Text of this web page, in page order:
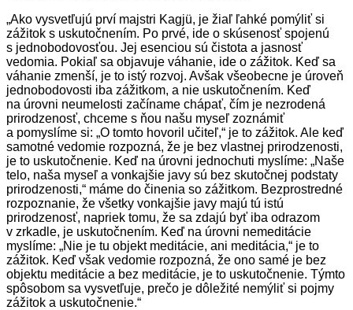
„Ako vysvetľujú prví majstri Kagjü, je žiaľ ľahké pomýliť si
zážitok s uskutočnením. Po prvé, ide o skúsenosť spojenú
s jednobodovosťou. Jej esenciou sú čistota a jasnosť
vedomia. Pokiaľ sa objavuje váhanie, ide o zážitok. Keď sa
váhanie zmenší, je to istý rozvoj. Avšak všeobecne je úroveň
jednobodovosti iba zážitkom, a nie uskutočnením. Keď
na úrovni neumelosti začíname chápať, čím je nezrodená
prirodzenosť, chceme s ňou našu myseľ zoznámiť
a pomyslíme si: „O tomto hovoril učiteľ,“ je to zážitok. Ale keď
samotné vedomie rozpozná, že je bez vlastnej prirodzenosti,
je to uskutočnenie. Keď na úrovni jednochuti myslíme: „Naše
telo, naša myseľ a vonkajšie javy sú bez skutočnej podstaty
prirodzenosti,“ máme do činenia so zážitkom. Bezprostredné
rozpoznanie, že všetky vonkajšie javy majú tú istú
prirodzenosť, napriek tomu, že sa zdajú byť iba odrazom
v zrkadle, je uskutočnením. Keď na úrovni nemeditácie
myslíme: „Nie je tu objekt meditácie, ani meditácia,“ je to
zážitok. Keď však vedomie rozpozná, že ono samé je bez
objektu meditácie a bez meditácie, je to uskutočnenie. Týmto
spôsobom sa vysvetľuje, prečo je dôležité nemýliť si pojmy
zážitok a uskutočnenie.“